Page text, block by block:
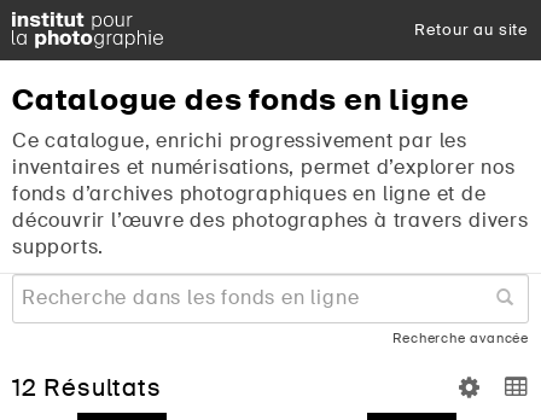
Retour au site
Catalogue des fonds en ligne
Ce catalogue, enrichi progressivement par les
inventaires et numérisations, permet d’explorer nos
fonds d’archives photographiques en ligne et de
découvrir l’œuvre des photographes à travers divers
supports.
Recherche avancée
12 Résultats